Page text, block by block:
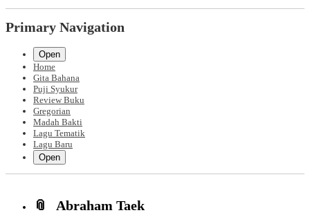
Primary Navigation
Open
Home
Gita Bahana
Puji Syukur
Review Buku
Gregorian
Madah Bakti
Lagu Tematik
Lagu Baru
Open
Abraham Taek